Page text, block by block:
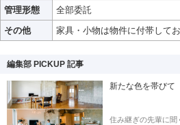
管理形態
全部委託
その他
家具・小物は物件に付帯して
編集部 PICKUP 記事
新たな色を帯びて
住み継ぎの先輩に聞